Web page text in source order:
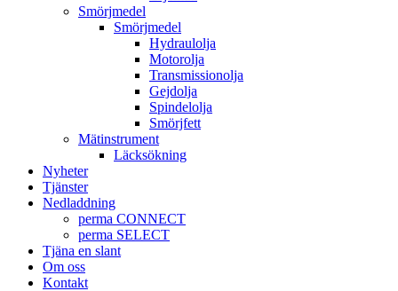
Smörjmedel
Smörjmedel
Hydraulolja
Motorolja
Transmissionolja
Gejdolja
Spindelolja
Smörjfett
Mätinstrument
Läcksökning
Nyheter
Tjänster
Nedladdning
perma CONNECT
perma SELECT
Tjäna en slant
Om oss
Kontakt